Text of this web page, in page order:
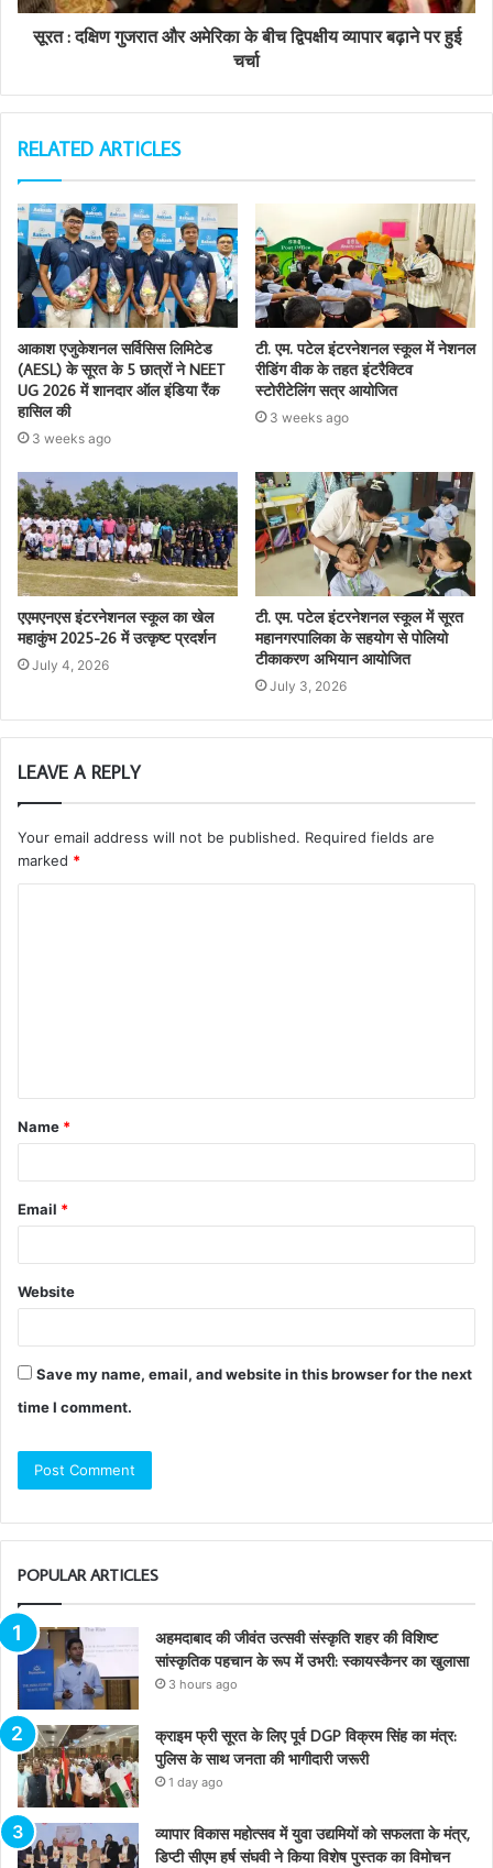
सूरत : दक्षिण गुजरात और अमेरिका के बीच द्विपक्षीय व्यापार बढ़ाने पर हुई
चर्चा
RELATED ARTICLES
आकाश एजुकेशनल सर्विसिस लिमिटेड
(AESL) के सूरत के 5 छात्रों ने NEET
UG 2026 में शानदार ऑल इंडिया रैंक
हासिल की
3 weeks ago
टी. एम. पटेल इंटरनेशनल स्कूल में नेशनल
रीडिंग वीक के तहत इंटरैक्टिव
स्टोरीटेलिंग सत्र आयोजित
3 weeks ago
एएमएनएस इंटरनेशनल स्कूल का खेल
महाकुंभ 2025-26 में उत्कृष्ट प्रदर्शन
July 4, 2026
टी. एम. पटेल इंटरनेशनल स्कूल में सूरत
महानगरपालिका के सहयोग से पोलियो
टीकाकरण अभियान आयोजित
July 3, 2026
LEAVE A REPLY
Your email address will not be published. Required fields are
marked *
Name *
Email *
Website
Save my name, email, and website in this browser for the next
time I comment.
POPULAR ARTICLES
अहमदाबाद की जीवंत उत्सवी संस्कृति शहर की विशिष्ट
सांस्कृतिक पहचान के रूप में उभरी: स्कायस्कैनर का खुलासा
3 hours ago
क्राइम फ्री सूरत के लिए पूर्व DGP विक्रम सिंह का मंत्र:
पुलिस के साथ जनता की भागीदारी जरूरी
1 day ago
व्यापार विकास महोत्सव में युवा उद्यमियों को सफलता के मंत्र,
डिप्टी सीएम हर्ष संघवी ने किया विशेष पुस्तक का विमोचन